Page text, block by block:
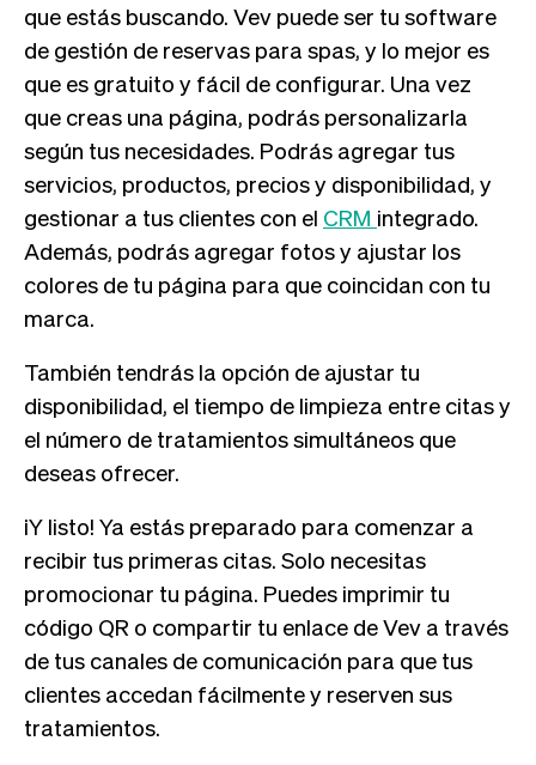
que estás buscando. Vev puede ser tu software
de gestión de reservas para spas, y lo mejor es
que es gratuito y fácil de configurar. Una vez
que creas una página, podrás personalizarla
según tus necesidades. Podrás agregar tus
servicios, productos, precios y disponibilidad, y
gestionar a tus clientes con el CRM integrado.
Además, podrás agregar fotos y ajustar los
colores de tu página para que coincidan con tu
marca.
También tendrás la opción de ajustar tu
disponibilidad, el tiempo de limpieza entre citas y
el número de tratamientos simultáneos que
deseas ofrecer.
¡Y listo! Ya estás preparado para comenzar a
recibir tus primeras citas. Solo necesitas
promocionar tu página. Puedes imprimir tu
código QR o compartir tu enlace de Vev a través
de tus canales de comunicación para que tus
clientes accedan fácilmente y reserven sus
tratamientos.